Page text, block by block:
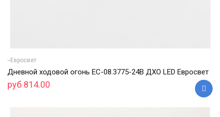
--Евросвет
Дневной ходовой огонь ЕС-08.3775-24В ДХО LED Евросвет
руб 814.00